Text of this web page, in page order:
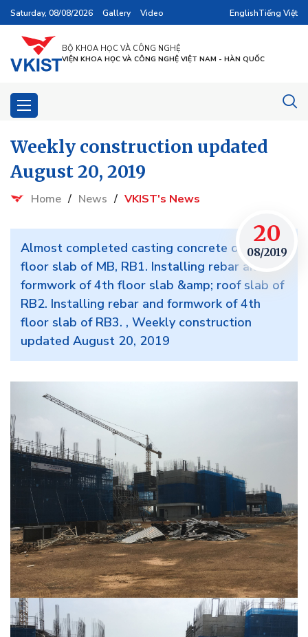
Saturday, 08/08/2026 Gallery Video EnglishTiếng Việt
BỘ KHOA HỌC VÀ CÔNG NGHỆ
VIỆN KHOA HỌC VÀ CÔNG NGHỆ VIỆT NAM - HÀN QUỐC
20
08/2019
Weekly construction updated
August 20, 2019
Home / News / VKIST's News
Almost completed casting concrete of 3rd
floor slab of MB, RB1. Installing rebar and
formwork of 4th floor slab &amp; roof slab of
RB2. Installing rebar and formwork of 4th
floor slab of RB3. , Weekly construction
updated August 20, 2019